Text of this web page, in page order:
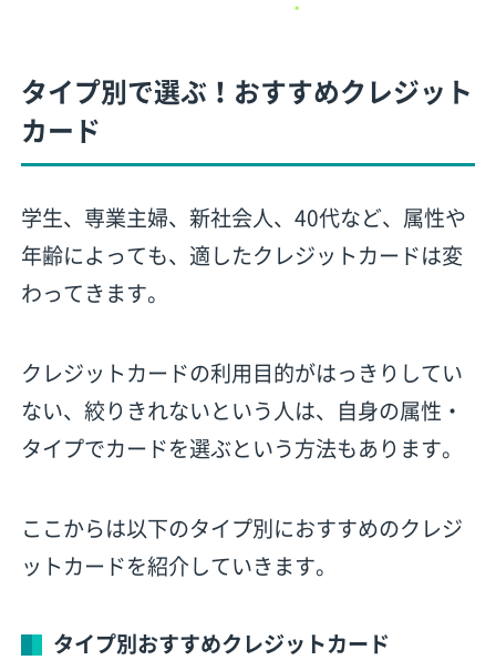
タイプ別で選ぶ！おすすめクレジット
カード
学生、専業主婦、新社会人、40代など、属性や
年齢によっても、適したクレジットカードは変
わってきます。
クレジットカードの利用目的がはっきりしてい
ない、絞りきれないという人は、自身の属性・
タイプでカードを選ぶという方法もあります。
ここからは以下のタイプ別におすすめのクレジ
ットカードを紹介していきます。
タイプ別おすすめクレジットカード